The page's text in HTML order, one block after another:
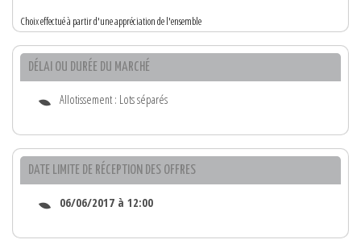
Choix effectué à partir d'une appréciation de l'ensemble
DÉLAI OU DURÉE DU MARCHÉ
Allotissement : Lots séparés
DATE LIMITE DE RÉCEPTION DES OFFRES
06/06/2017 à 12:00